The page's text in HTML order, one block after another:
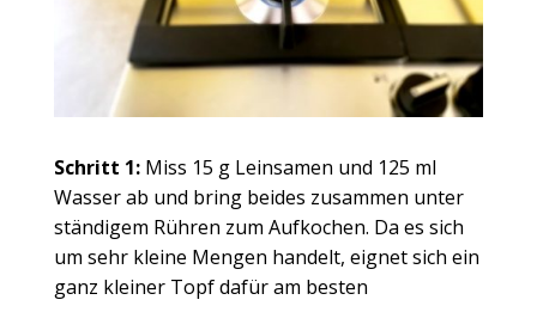
Schritt 1: Miss 15 g Leinsamen und 125 ml
Wasser ab und bring beides zusammen unter
ständigem Rühren zum Aufkochen. Da es sich
um sehr kleine Mengen handelt, eignet sich ein
ganz kleiner Topf dafür am besten